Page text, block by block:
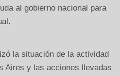
al gobierno nacional para
la situación de la actividad
Aires y las acciones llevadas